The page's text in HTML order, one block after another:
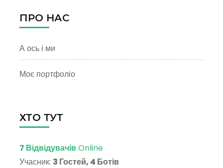
ПРО НАС
А ось і ми
Моє портфоліо
ХТО ТУТ
7 ВідвідувачівOnline
Учасник: 3 Гостей, 4 Ботів